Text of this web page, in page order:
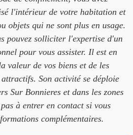
l'intérieur de votre habitation et
objets qui ne sont plus en usage.
pouvez solliciter l'expertise d'un
pour vous assister. Il est en
valeur de vos biens et de les
Son activité se déploie
Sur Bonnieres et dans les zones
à entrer en contact si vous
complémentaires.